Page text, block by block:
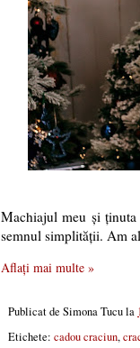
Machiajul meu și
semnul simplității. Am
Aflați mai multe »
Publicat de Simona Tucula
Etichete: cadou craciun,